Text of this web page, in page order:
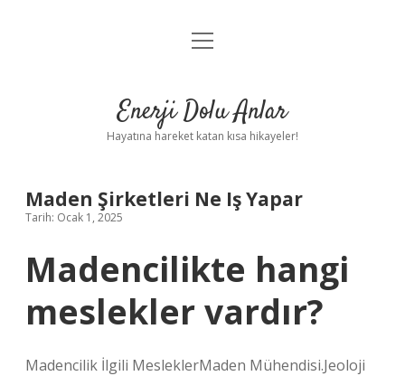
Anasayfa
Yasal Uyarı
menüyü
Enerji Dolu Anlar
Hayatına hareket katan kısa hikayeler!
Maden Şirketleri Ne Iş Yapar
Tarih: Ocak 1, 2025
Madencilikte hangi
meslekler vardır?
Madencilik İlgili MesleklerMaden Mühendisi.Jeoloji